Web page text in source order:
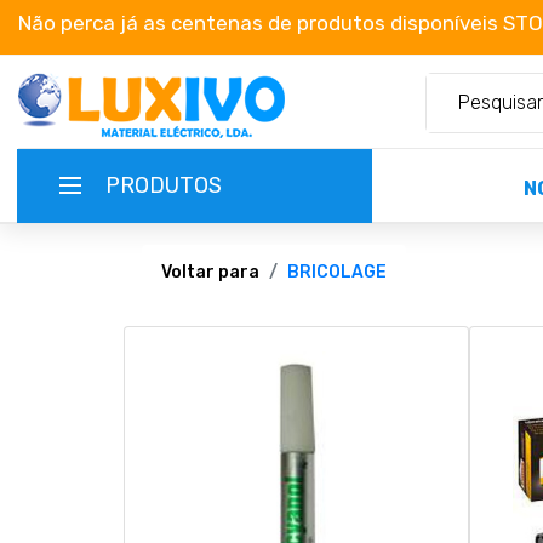
Não perca já as centenas de produtos disponíveis
PRODUTOS
TERMOS E CONDIÇÕES
Voltar para BRICOLAGE